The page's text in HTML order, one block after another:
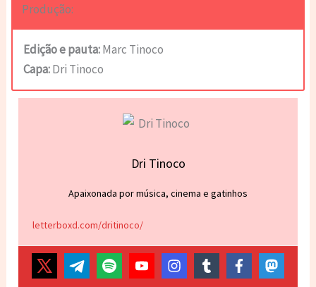
Produção:
Edição e pauta:Marc Tinoco
Capa:Dri Tinoco
Dri Tinoco
Apaixonada por música, cinema e gatinhos
letterboxd.com/dritinoco/